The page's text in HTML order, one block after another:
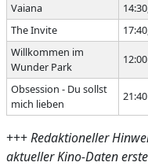
Vaiana
The Invite
Willkommen im
Wunder Park
12:00
Obsession - Du sollst
mich lieben
21:40
+++Redaktioneller
aktueller Kino-Daten